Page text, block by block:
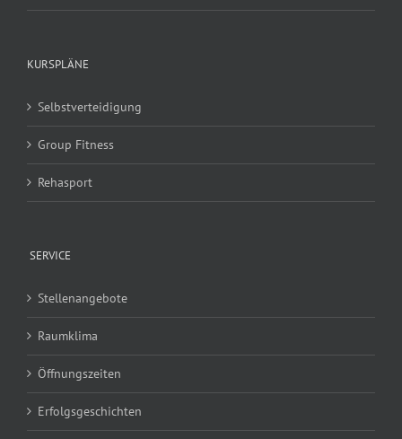
KURSPLÄNE
Selbstverteidigung
Group Fitness
Rehasport
SERVICE
Stellenangebote
Raumklima
Öffnungszeiten
Erfolgsgeschichten